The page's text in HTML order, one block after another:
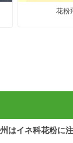
花粉
はイネ科花粉に